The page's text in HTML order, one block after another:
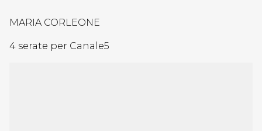
MARIA CORLEONE
4 serate per Canale5